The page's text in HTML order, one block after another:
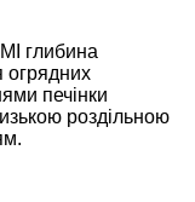
глибина
огрядних
печінки
роздільною